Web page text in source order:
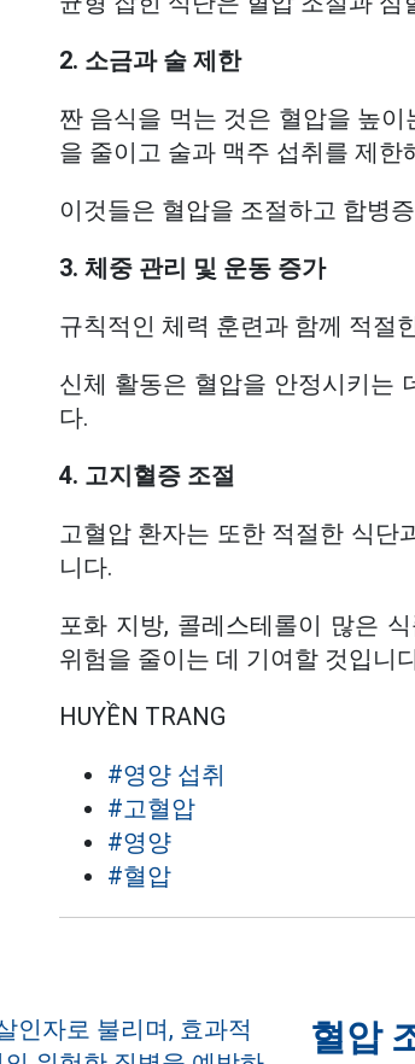
2. 소금과 술 제한
짠 음식을 먹는 것은 혈압을 높
을 줄이고 술과 맥주 섭취를 제한
이것들은 혈압을 조절하고 합병
3. 체중 관리 및 운동 증가
규칙적인 체력 훈련과 함께 적절
신체 활동은 혈압을 안정시키는
다.
4. 고지혈증 조절
고혈압 환자는 또한 적절한 식단
니다.
포화 지방, 콜레스테롤이 많은
위험을 줄이는 데 기여할 것입니
HUYỀN TRANG
#영양 섭취
#고혈압
#영양
#혈압
혈압